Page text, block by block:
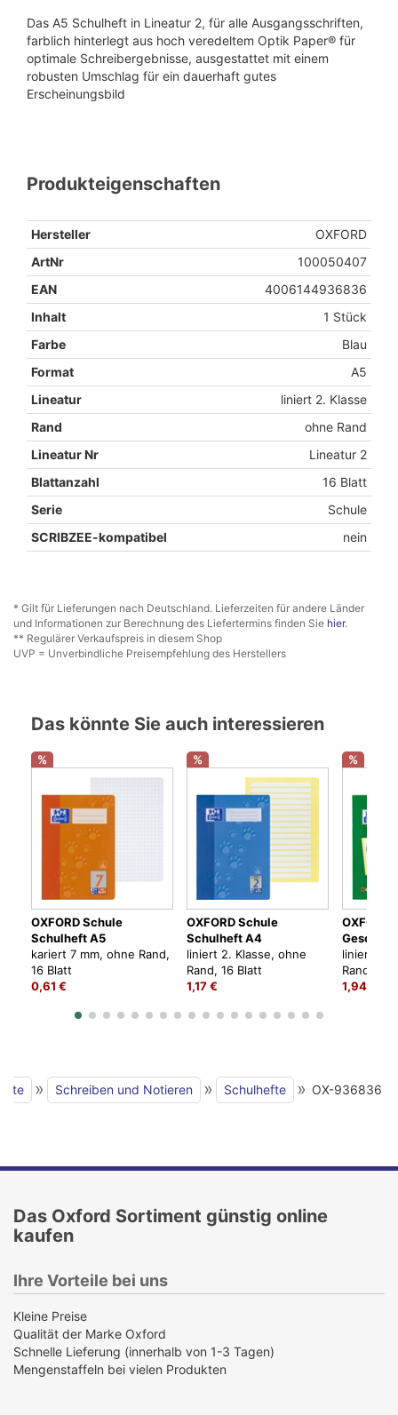
Das A5 Schulheft in Lineatur 2, für alle Ausgangsschriften,
farblich hinterlegt aus hoch veredeltem Optik Paper® für
optimale Schreibergebnisse, ausgestattet mit einem
robusten Umschlag für ein dauerhaft gutes
Erscheinungsbild
Produkteigenschaften
Hersteller
OXFORD
ArtNr
100050407
EAN
4006144936836
Inhalt
1 Stück
Farbe
Blau
Format
A5
Lineatur
liniert 2. Klasse
Rand
ohne Rand
Lineatur Nr
Lineatur 2
Blattanzahl
16 Blatt
Serie
Schule
SCRIBZEE-kompatibel
nein
* Gilt für Lieferungen nach Deutschland. Lieferzeiten für andere Länder
und Informationen zur Berechnung des Liefertermins finden Sie hier.
** Regulärer Verkaufspreis in diesem Shop
UVP = Unverbindliche Preisempfehlung des Herstellers
Das könnte Sie auch interessieren
%
OXFORD Schule
Schulheft A5
kariert 7 mm, ohne Rand,
16 Blatt
0,61 €
%
OXFORD Schule
Schulheft A4
liniert 2. Klasse, ohne
Rand, 16 Blatt
1,17 €
%
OXFORD
liniert 2.
Rand, 16
1,94 €
» Schreiben und Notieren » Schulhefte » OX-936836
Das Oxford Sortiment günstig online
kaufen
Ihre Vorteile bei uns
Kleine Preise
Qualität der Marke Oxford
Schnelle Lieferung (innerhalb von 1-3 Tagen)
Mengenstaffeln bei vielen Produkten